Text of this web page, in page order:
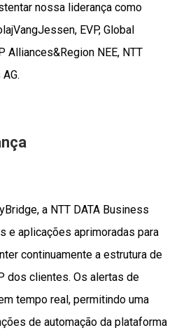
nossa liderança como
EVP, Global
Alliances&Region NEE, NTT
a NTT DATA Business
e aplicações aprimoradas para
continuamente a estrutura de
dos clientes. Os alertas de
tempo real, permitindo uma
de automação da plataforma